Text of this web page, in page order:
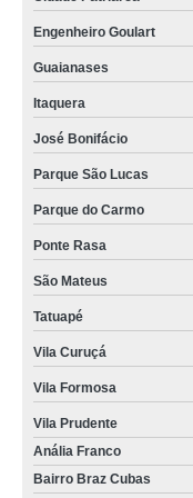
laje de concreto usinado
laje de concreto usinado
laje de concreto usinado Vila
laje de concreto preço Anália
lajes de concreto pronto Vila
lajes de concreto usinado
lajes de concreto usinado
laje de concreto maciço Alto
valor de laje de concreto
orçamento de laje de
Engenheiro Goulart
Guaianases
Itaquera
José Bonifácio
Parque São Lucas
Parque do Carmo
Ponte Rasa
São Mateus
Tatuapé
Vila Curuçá
Vila Formosa
Vila Prudente
Anália Franco
Bairro Braz Cubas